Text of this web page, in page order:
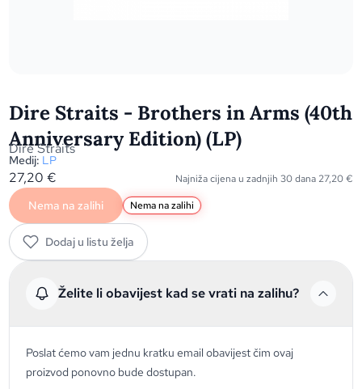
Dire Straits - Brothers in Arms (40th
Anniversary Edition) (LP)
Dire Straits
Medij: LP
27,20€ Najniža cijena u zadnjih 30 dana 27,20€
Nema na zalihi Nema na zalihi
Dodaj u listu želja
Želite li obavijest kad se vrati na zalihu?
Poslat ćemo vam jednu kratku email obavijest čim ovaj
proizvod ponovno bude dostupan.